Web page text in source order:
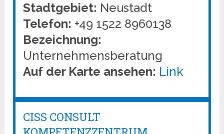
Stadtgebiet: Neustadt
Telefon: +49 1522 8960138
Bezeichnung:
Unternehmensberatung
Auf der Karte ansehen: Link
CISS CONSULT